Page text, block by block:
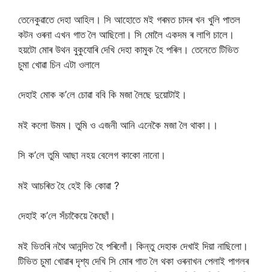
তেনেকুৱাতে দেহা আহিল। সি আহোতে মই গৰমত চাদৰ খন খুলি পাতল
কটন ওৰনা এখন গাত লৈ আছিলো। সি মোলৈ একদম ৰ লাগি চালে।
হয়টো মোৰ উথন বুকুযোৰি দেখি দেহা কামুক হৈ পৰিল। তেনেতে টিভিত
চুমা খোৱা চিন এটা ওলালে
দেহাই মোক ক’লে চোৱা ববি কি মজা লৈছে দুয়োটাই।
মই কলো উমম। তুমি ও এজনী আনি এনেকৈ মজা লৈ থাকা।।
সি ক’লে তুমি আছা নহয় বেলেগ কাকো নানো।
মই আচৰিত হৈ হেই কি কোৱা ?
দেহাই ক’লে সঁচাকৈয়ে কৈছোঁ।
মই ভিতৰি নথৈ আনন্দিত হৈ পৰিলোঁ। কিন্তু দেহাক দেখাই দিয়া নাছিলো।
টিভিত চুমা খোৱাৰ দৃশ্য দেখি সি মোৰ গাত লৈ থকা ওৰনাখন পেলাই পাগলৰ